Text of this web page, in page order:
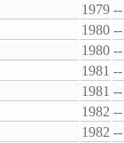
1979 --
1980 --
1980 --
1981 --
1981 --
1982 --
1982 --